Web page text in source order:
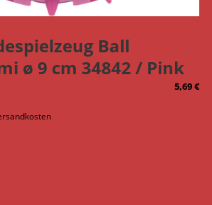
Ball
ø 9 cm 34842 / Pink
5,69€